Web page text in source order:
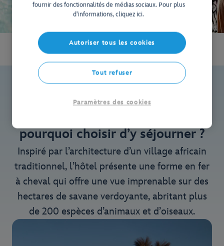
pourquoi choisir d’y séjourner ?
Inspiré par l’architecture d’un village africain
traditionnel, l’hôtel présente une forme en fer
à cheval qui offre une vue imprenable sur des
hectares de savane verdoyante, abritant plus
de 200 espèces d’animaux et d’oiseaux.
fournir des fonctionnalités de médias sociaux. Pour plus
d'informations, cliquez ici.
Paramètres des cookies
Tout refuser
Autoriser tous les cookies